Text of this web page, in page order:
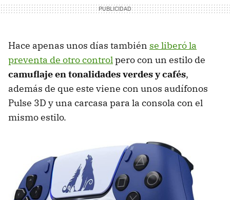
Hace apenas unos días también se liberó la
preventa de otro controlpero con un estilo de
camuflaje en tonalidades verdes y cafés,
además de que este viene con unos audífonos
Pulse 3D y una carcasa para la consola con el
mismo estilo.